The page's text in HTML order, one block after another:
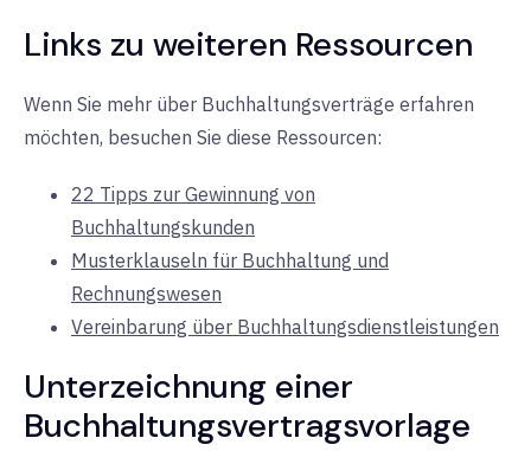
Links zu weiteren Ressourcen
Wenn Sie mehr über Buchhaltungsverträge erfahren
möchten, besuchen Sie diese Ressourcen:
22 Tipps zur Gewinnung von
Buchhaltungskunden
Musterklauseln für Buchhaltung und
Rechnungswesen
Vereinbarung über Buchhaltungsdienstleistungen
Unterzeichnung einer
Buchhaltungsvertragsvorlage